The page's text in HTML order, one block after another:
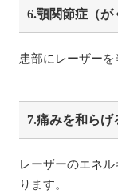
6.顎関節症（が
患部にレーザー
7.痛みを和らげ
レーザーのエネ
ります。